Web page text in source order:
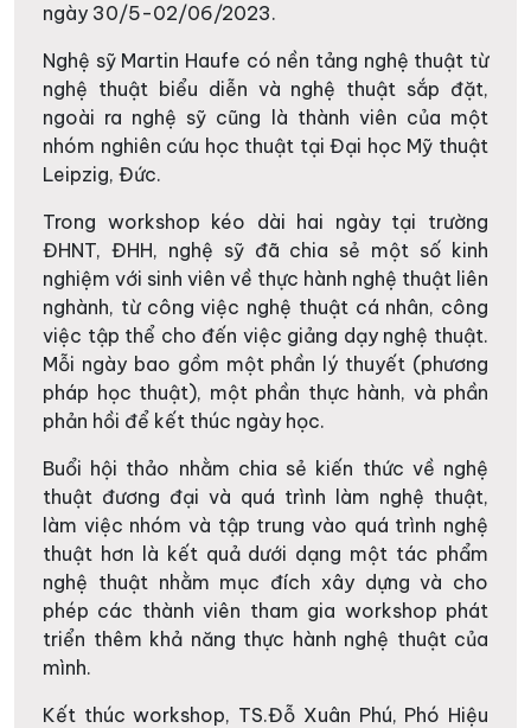
ngày 30/5-02/06/2023.
Nghệ sỹ Martin Haufe có nền tảng nghệ thuật từ
nghệ thuật biểu diễn và nghệ thuật sắp đặt,
ngoài ra nghệ sỹ cũng là thành viên của một
nhóm nghiên cứu học thuật tại Đại học Mỹ thuật
Leipzig, Đức.
Trong workshop kéo dài hai ngày tại trường
ĐHNT, ĐHH, nghệ sỹ đã chia sẻ một số kinh
nghiệm với sinh viên về thực hành nghệ thuật liên
nghành, từ công việc nghệ thuật cá nhân, công
việc tập thể cho đến việc giảng dạy nghệ thuật.
Mỗi ngày bao gồm một phần lý thuyết (phương
pháp học thuật), một phần thực hành, và phần
phản hồi để kết thúc ngày học.
Buổi hội thảo nhằm chia sẻ kiến thức về nghệ
thuật đương đại và quá trình làm nghệ thuật,
làm việc nhóm và tập trung vào quá trình nghệ
thuật hơn là kết quả dưới dạng một tác phẩm
nghệ thuật nhằm mục đích xây dựng và cho
phép các thành viên tham gia workshop phát
triển thêm khả năng thực hành nghệ thuật của
mình.
Kết thúc workshop, TS.Đỗ Xuân Phú, Phó Hiệu